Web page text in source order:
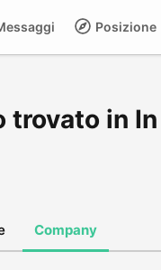
Posizione
trovato in
Company